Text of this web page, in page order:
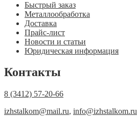
Быстрый заказ
Металлообработка
Доставка
Прайс-лист
Новости и статьи
Юридическая информация
Контакты
8 (3412) 57-20-66
izhstalkom@mail.ru, info@izhstalkom.ru